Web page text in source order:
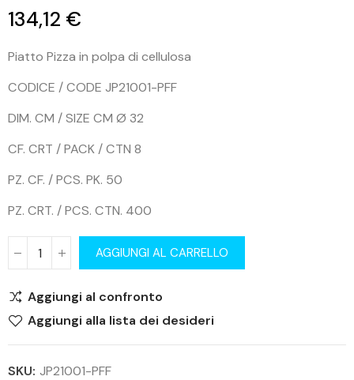
134,12 €
Piatto Pizza in polpa di cellulosa
CODICE / CODE JP21001-PFF
DIM. CM / SIZE CM Ø 32
CF. CRT / PACK / CTN 8
PZ. CF. / PCS. PK. 50
PZ. CRT. / PCS. CTN. 400
AGGIUNGI AL CARRELLO
Aggiungi al confronto
Aggiungi alla lista dei desideri
SKU: JP21001-PFF